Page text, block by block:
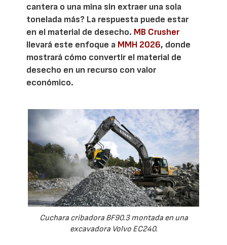
cantera o una mina sin extraer una sola
tonelada más? La respuesta puede estar
en el material de desecho. MB Crusher
llevará este enfoque a MMH 2026, donde
mostrará cómo convertir el material de
desecho en un recurso con valor
económico.
Cuchara cribadora BF90.3 montada en una
excavadora Volvo EC240.